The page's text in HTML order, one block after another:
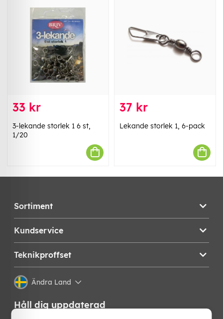
33 kr
3-lekande storlek 1 6 st,
1/20
37 kr
Lekande storlek 1, 6-pack
Sortiment
Kundservice
Teknikproffset
Ändra Land
Håll dig uppdaterad